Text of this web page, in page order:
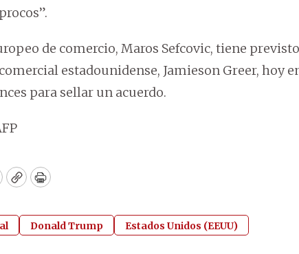
de comercio, Maros Sefcovic, tiene
estadounidense, Jamieson Greer, hoy
para sellar un acuerdo.
CopyPrint
Donald Trump Estados Unidos (EEUU)